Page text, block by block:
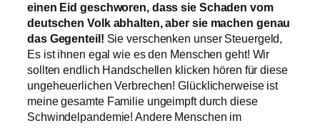
einen Eid geschworen, dass sie Schaden vom
deutschen Volk abhalten, aber sie machen genau
das Gegenteil! Sie verschenken unser Steuergeld,
Es ist ihnen egal wie es den Menschen geht! Wir
sollten endlich Handschellen klicken hören für diese
ungeheuerlichen Verbrechen! Glücklicherweise ist
meine gesamte Familie ungeimpft durch diese
Schwindelpandemie! Andere Menschen im